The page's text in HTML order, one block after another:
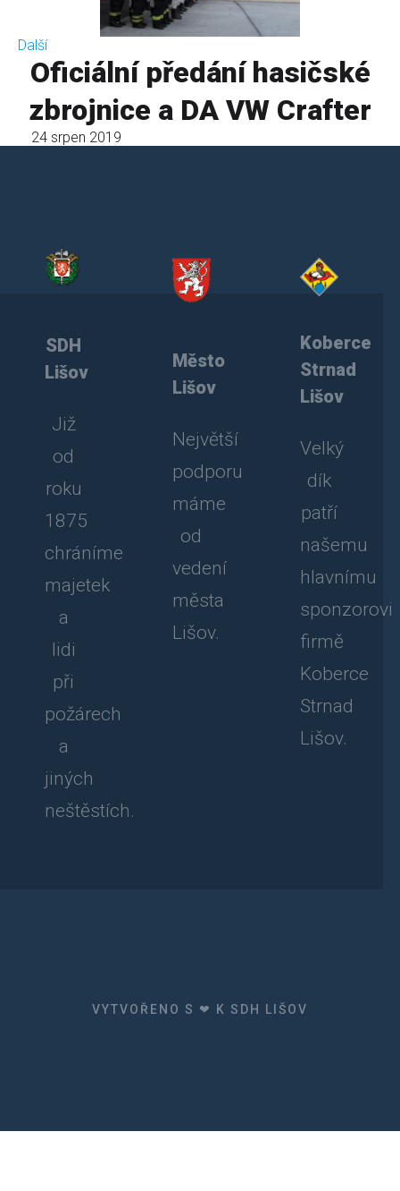
Další
Oficiální předání hasičské
zbrojnice a DA VW Crafter
24 srpen 2019
SDH
Lišov
Již
od
roku
1875
chráníme
majetek
a
lidi
při
požárech
a
jiných
neštěstích.
Město
Lišov
Největší
podporu
máme
od
vedení
města
Lišov.
Koberce
Strnad
Lišov
Velký
dík
patří
našemu
hlavnímu
sponzorovi
firmě
Koberce
Strnad
Lišov.
VYTVOŘENO S ❤ K SDH LIŠOV